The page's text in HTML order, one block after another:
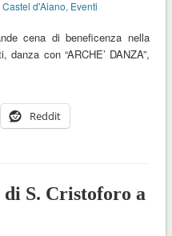
Castel d'Aiano, Eventi
cena di beneficenza nella
con “ARCHE’ DANZA”,
Reddit
S. Cristoforo a